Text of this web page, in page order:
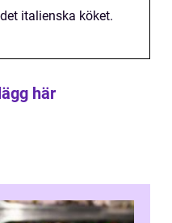
italienska köket.
här